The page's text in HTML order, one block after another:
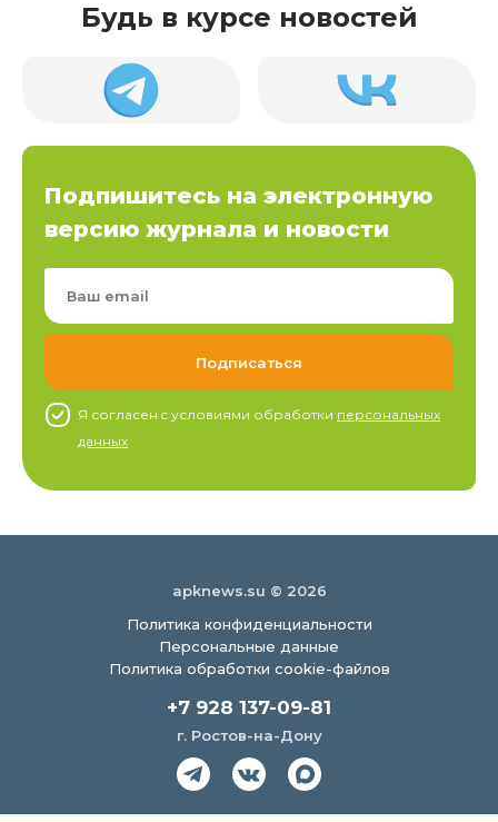
Будь в курсе новостей
Подпишитесь на электронную
версию журнала и новости
Я согласен c условиями обработки персональных
данных
apknews.su © 2026
Политика конфиденциальности
Персональные данные
Политика обработки cookie-файлов
+7 928 137-09-81
г. Ростов-на-Дону